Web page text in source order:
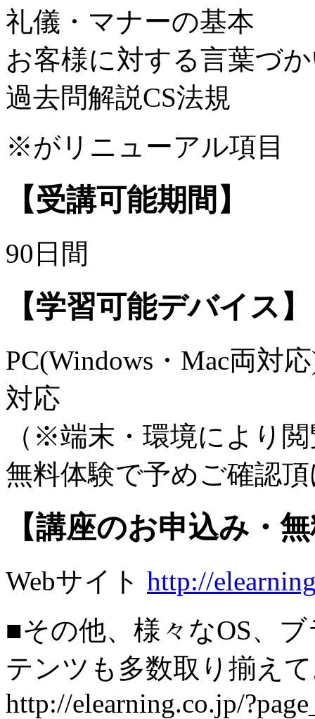
礼儀・マナーの基本
お客様に対する言葉づ
過去問解説CS法規
※がリニューアル項目
【受講可能期間】
90日間
【学習可能デバイス】
PC(Windows・Mac両対
対応
（※端末・環境により
無料体験で予めご確認
【講座のお申込み・
Webサイト http://
■その他、様々なOS、
テンツも多数取り揃え
http://elearning.co.jp/